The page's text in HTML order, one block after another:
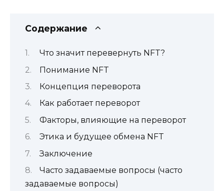
Содержание
Что значит перевернуть NFT?
Понимание NFT
Концепция переворота
Как работает переворот
Факторы, влияющие на переворот
Этика и будущее обмена NFT
Заключение
Часто задаваемые вопросы (часто
задаваемые вопросы)